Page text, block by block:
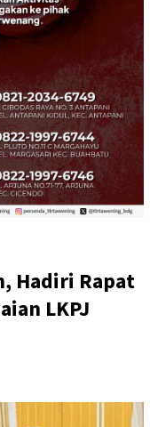
Hadiri Rapat
LKPJ